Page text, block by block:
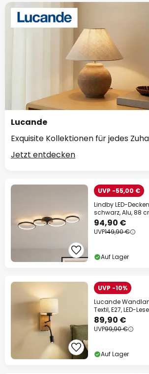
Lucande
Exquisite Kollektionen für jedes
Jetzt entdecken
UVP -55,00 €
Lindby LED-
schwarz, Alu, 88
94,90 €
UVP149,90 €
Auf Lager
UVP -10%
Lucande
Textil, E27, LED-
89,90 €
UVP99,90 €
Auf Lager